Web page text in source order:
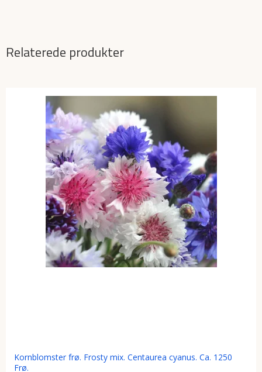
Relaterede produkter
Kornblomster frø. Frosty mix. Centaurea cyanus. Ca. 1250
Frø.